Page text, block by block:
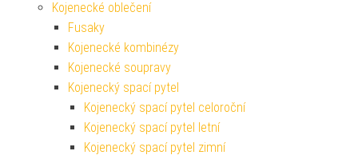
Kojenecké oblečení
Fusaky
Kojenecké kombinézy
Kojenecké soupravy
Kojenecký spací pytel
Kojenecký spací pytel celoroční
Kojenecký spací pytel letní
Kojenecký spací pytel zimní